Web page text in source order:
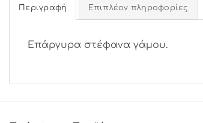
Περιγραφή Επιπλέον πληροφορίες
Επάργυρα στέφανα γάμου.